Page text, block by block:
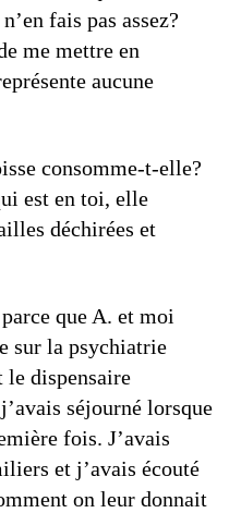
fais pas assez?
me mettre en
aucune
consomme-t-elle?
est en toi, elle
déchirées et
que A. et moi
sur la psychiatrie
dispensaire
séjourné lorsque
fois. J’avais
et j’avais écouté
on leur donnait